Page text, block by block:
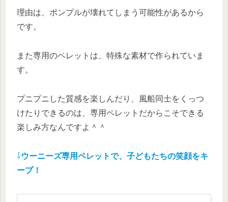
理由は、ポンプルが壊れてしまう可能性があるから
です。
また専用のペレットは、特殊な素材で作られていま
す。
プニプニした質感を楽しんだり、風船同士をくっつ
けたりできるのは、専用ペレットだからこそできる
楽しみ方なんですよ＾＾
⇩ウーニーズ専用ペレットで、子どもたちの笑顔をキ
ープ！